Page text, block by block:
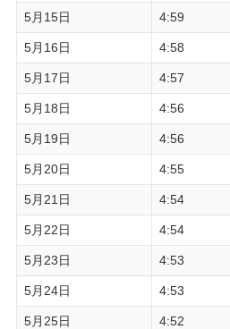
5月15日 4:59
5月16日 4:58
5月17日 4:57
5月18日 4:56
5月19日 4:56
5月20日 4:55
5月21日 4:54
5月22日 4:54
5月23日 4:53
5月24日 4:53
5月25日 4:52